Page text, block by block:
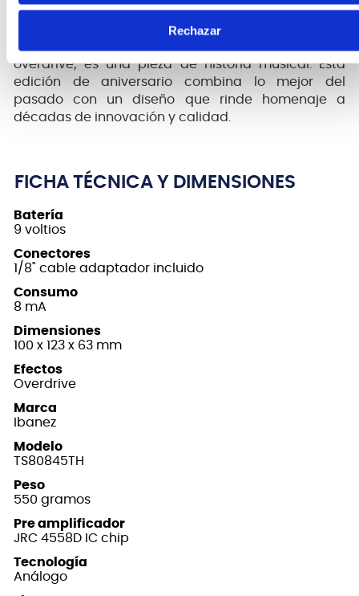
Rechazar
El Ibanez TS80845TH no es solo un pedal de
overdrive; es una pieza de historia musical. Esta
edición de aniversario combina lo mejor del
pasado con un diseño que rinde homenaje a
décadas de innovación y calidad.
FICHA TÉCNICA Y DIMENSIONES
Batería
9 voltios
Conectores
1/8" cable adaptador incluido
Consumo
8 mA
Dimensiones
100 x 123 x 63 mm
Efectos
Overdrive
Marca
Ibanez
Modelo
TS80845TH
Peso
550 gramos
Pre amplificador
JRC 4558D IC chip
Tecnología
Análogo